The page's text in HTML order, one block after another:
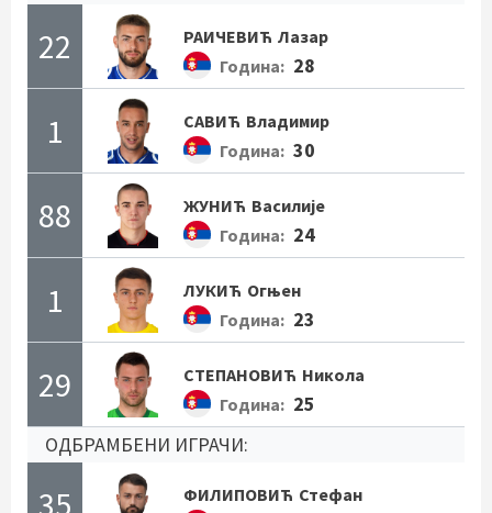
22 РАИЧЕВИЋ Лазар
Година: 28
1 САВИЋ Владимир
Година: 30
88 ЖУНИЋ Василије
Година: 24
1 ЛУКИЋ Огњен
Година: 23
29 СТЕПАНОВИЋ Никола
Година: 25
ОДБРАМБЕНИ ИГРАЧИ:
35 ФИЛИПОВИЋ Стефан